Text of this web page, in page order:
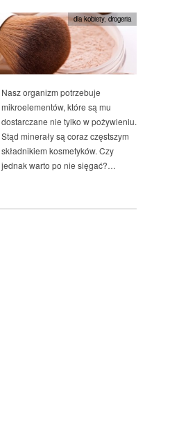
dla kobiety,drogeria
Nasz organizm potrzebuje
mikroelementów, które są mu
dostarczane nie tylko w pożywieniu.
Stąd minerały są coraz częstszym
składnikiem kosmetyków. Czy
jednak warto po nie sięgać?…